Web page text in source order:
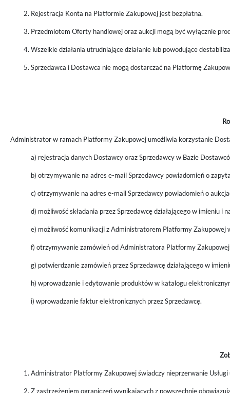
Rejestracja Konta na Platformie Zakupowej jest bezpłatna.
Przedmiotem Oferty handlowej oraz aukcji mogą być wyłącznie
Wszelkie działania utrudniające działanie lub powodujące
Sprzedawca i Dostawca nie mogą dostarczać na Platformę
Administrator w ramach Platformy Zakupowej umożliwia korzystanie
a) rejestracja danych Dostawcy oraz Sprzedawcy w Bazie
b) otrzymywanie na adres e-mail Sprzedawcy powiadomień o
c) otrzymywanie na adres e-mail Sprzedawcy powiadomień o
d) możliwość składania przez Sprzedawcę działającego w
e) możliwość komunikacji z Administratorem Platformy Zakupowej
f) otrzymywanie zamówień od Administratora Platformy
g) potwierdzanie zamówień przez Sprzedawcę działającego w
h) wprowadzanie i edytowanie produktów w katalogu
i) wprowadzanie faktur elektronicznych przez Sprzedawcę.
Administrator Platformy Zakupowej świadczy nieprzerwanie
Z zastrzeżeniem ograniczeń wynikających z powszechnie